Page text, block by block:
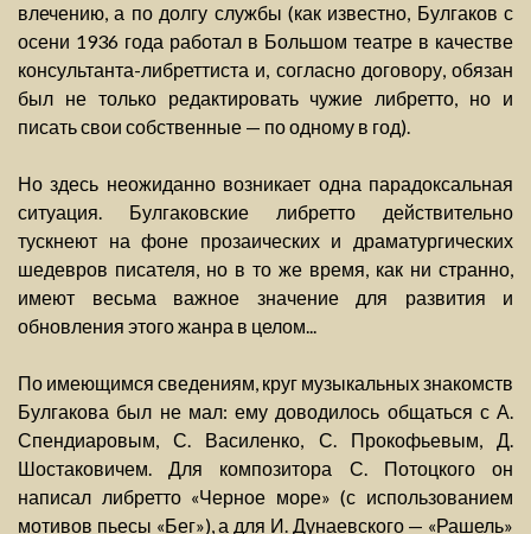
влечению, а по долгу службы (как известно, Булгаков с
осени 1936 года работал в Большом театре в качестве
консультанта-либреттиста и, согласно договору, обязан
был не только редактировать чужие либретто, но и
писать свои собственные — по одному в год).
Но здесь неожиданно возникает одна парадоксальная
ситуация. Булгаковские либретто действительно
тускнеют на фоне прозаических и драматургических
шедевров писателя, но в то же время, как ни странно,
имеют весьма важное значение для развития и
обновления этого жанра в целом...
По имеющимся сведениям, круг музыкальных знакомств
Булгакова был не мал: ему доводилось общаться с А.
Спендиаровым, С. Василенко, С. Прокофьевым, Д.
Шостаковичем. Для композитора С. Потоцкого он
написал либретто «Черное море» (с использованием
мотивов пьесы «Бег»), а для И. Дунаевского — «Рашель»